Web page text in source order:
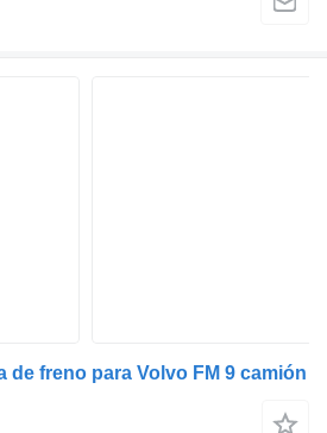
de freno para Volvo FM 9 camión